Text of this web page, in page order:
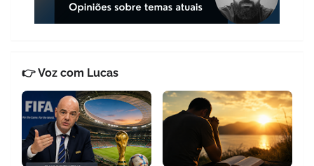
👉 Voz com Lucas